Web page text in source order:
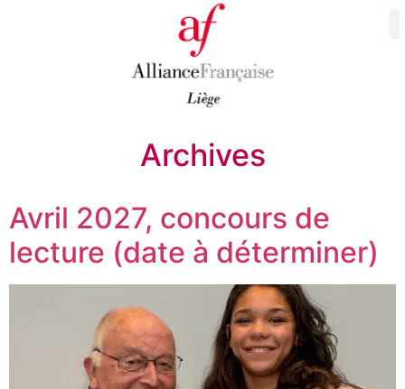
Archives
Avril 2027, concours de
lecture (date à déterminer)